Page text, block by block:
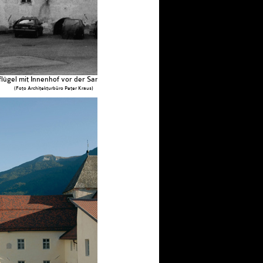
mit Innenhof vor der Sanierung
(Foto Architekturbüro Peter Kraus)